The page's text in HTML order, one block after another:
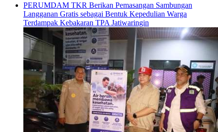
PERUMDAM TKR Berikan Pemasangan Sambungan
Langganan Gratis sebagai Bentuk Kepedulian Warga
Terdampak Kebakaran TPA Jatiwaringin